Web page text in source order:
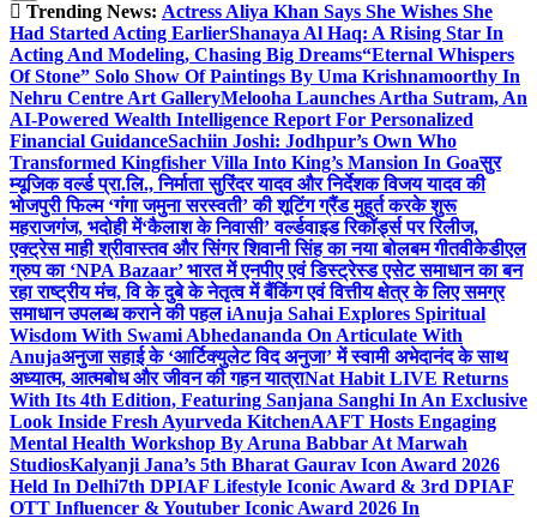
Trending News: Actress Aliya Khan Says She Wishes She
Had Started Acting EarlierShanaya Al Haq: A Rising Star In
Acting And Modeling, Chasing Big Dreams“Eternal Whispers
Of Stone” Solo Show Of Paintings By Uma Krishnamoorthy In
Nehru Centre Art GalleryMelooha Launches Artha Sutram, An
AI-Powered Wealth Intelligence Report For Personalized
Financial GuidanceSachiin Joshi: Jodhpur’s Own Who
Transformed Kingfisher Villa Into King’s Mansion In Goaसुर
म्यूजिक वर्ल्ड प्रा.लि., निर्माता सुरिंदर यादव और निर्देशक विजय यादव की
भोजपुरी फिल्म ‘गंगा जमुना सरस्वती’ की शूटिंग ग्रैंड मुहूर्त करके शुरू
महराजगंज, भदोही में‘कैलाश के निवासी’ वर्ल्डवाइड रिकॉर्ड्स पर रिलीज,
एक्ट्रेस माही श्रीवास्तव और सिंगर शिवानी सिंह का नया बोलबम गीतवीकेडीएल
ग्रुप का ‘NPA Bazaar’ भारत में एनपीए एवं डिस्ट्रेस्ड एसेट समाधान का बन
रहा राष्ट्रीय मंच, वि के दुबे के नेतृत्व में बैंकिंग एवं वित्तीय क्षेत्र के लिए समग्र
समाधान उपलब्ध कराने की पहल iAnuja Sahai Explores Spiritual
Wisdom With Swami Abhedananda On Articulate With
Anujaअनुजा सहाई के ‘आर्टिक्युलेट विद अनुजा’ में स्वामी अभेदानंद के साथ
अध्यात्म, आत्मबोध और जीवन की गहन यात्राNat Habit LIVE Returns
With Its 4th Edition, Featuring Sanjana Sanghi In An Exclusive
Look Inside Fresh Ayurveda KitchenAAFT Hosts Engaging
Mental Health Workshop By Aruna Babbar At Marwah
StudiosKalyanji Jana’s 5th Bharat Gaurav Icon Award 2026
Held In Delhi7th DPIAF Lifestyle Iconic Award & 3rd DPIAF
OTT Influencer & Youtuber Iconic Award 2026 In